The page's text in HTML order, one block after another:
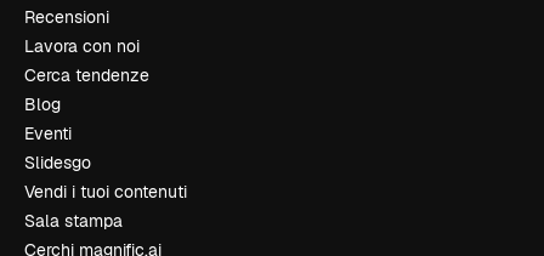
Recensioni
Lavora con noi
Cerca tendenze
Blog
Eventi
Slidesgo
Vendi i tuoi contenuti
Sala stampa
Cerchi magnific.ai